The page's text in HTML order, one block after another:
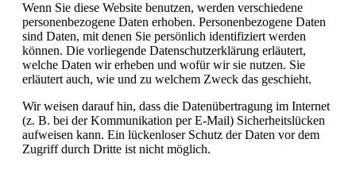
Wenn Sie diese Website benutzen, werden verschiedene
personenbezogene Daten erhoben. Personenbezogene Daten
sind Daten, mit denen Sie persönlich identifiziert werden
können. Die vorliegende Datenschutzerklärung erläutert,
welche Daten wir erheben und wofür wir sie nutzen. Sie
erläutert auch, wie und zu welchem Zweck das geschieht.
Wir weisen darauf hin, dass die Datenübertragung im Internet
(z. B. bei der Kommunikation per E-Mail) Sicherheitslücken
aufweisen kann. Ein lückenloser Schutz der Daten vor dem
Zugriff durch Dritte ist nicht möglich.